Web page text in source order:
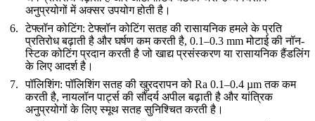
अनुप्रयोगों में अक्सर उपयोग होती है।
टेफ्लॉन कोटिंग: टेफ्लॉन कोटिंग सतह की रासायनिक हमले के प्रति
प्रतिरोध बढ़ाती है और घर्षण कम करती है, 0.1–0.3 mmमोटाई की नॉन-
स्टिक कोटिंग प्रदान करती है जो खाद्य प्रसंस्करण या रासायनिक हैंडलिंग
के लिए आदर्श है।
पॉलिशिंग: पॉलिशिंग सतह की खुरदरापन को Ra 0.1–0.4 µmतक कम
करती है, नायलॉन पार्ट्स की सौंदर्य अपील बढ़ाती है और यांत्रिक
अनुप्रयोगों के लिए स्मूथ सतह सुनिश्चित करती है।